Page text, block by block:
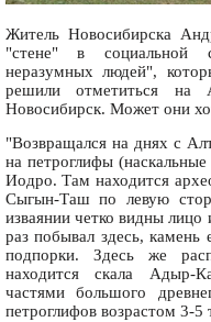
Житель Новосибирска
"стене" в социальной
неразумных людей",
решили отметиться
Новосибирск. Может они
"Возвращался на днях с
на петроглифы
Иодро. Там находится
Сыгын-Таш по левую
изваянии четко видны
раз побывал здесь,
подпорки. Здесь же
находится скала Адыр-
частями большого
петроглифов возрастом 3-5